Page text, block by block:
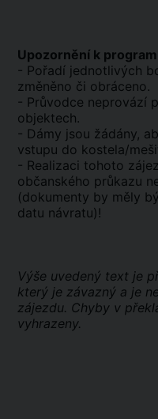
Upozornění k
- Pořadí jednotlivých
změněno či obráceno.
- Průvodce neprovází
objektech.
- Dámy jsou žádány,
vstupu do kostela/
- Realizaci tohoto
občanského průkazu
(dokumenty by měly
datu návratu)!
Výše uvedený text je
který je závazný a je
zájezdu. Chyby v
vyhrazeny.